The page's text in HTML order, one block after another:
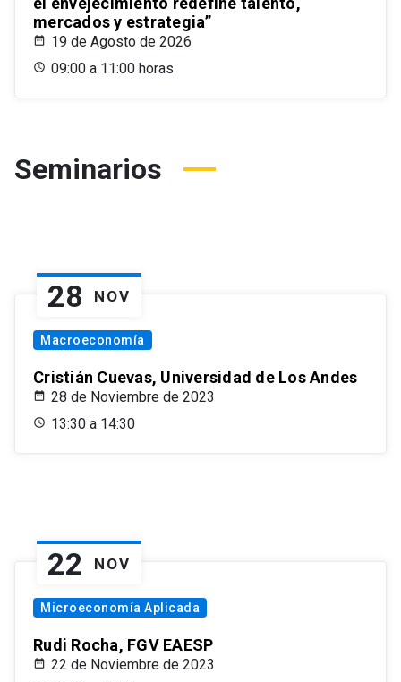
mercados y estrategia”
19 de Agosto de 2026
09:00 a 11:00 horas
Seminarios
28 NOV
Macroeconomía
Cristián Cuevas, Universidad de Los Andes
28 de Noviembre de 2023
13:30 a 14:30
22 NOV
Microeconomía Aplicada
Rudi Rocha, FGV EAESP
22 de Noviembre de 2023